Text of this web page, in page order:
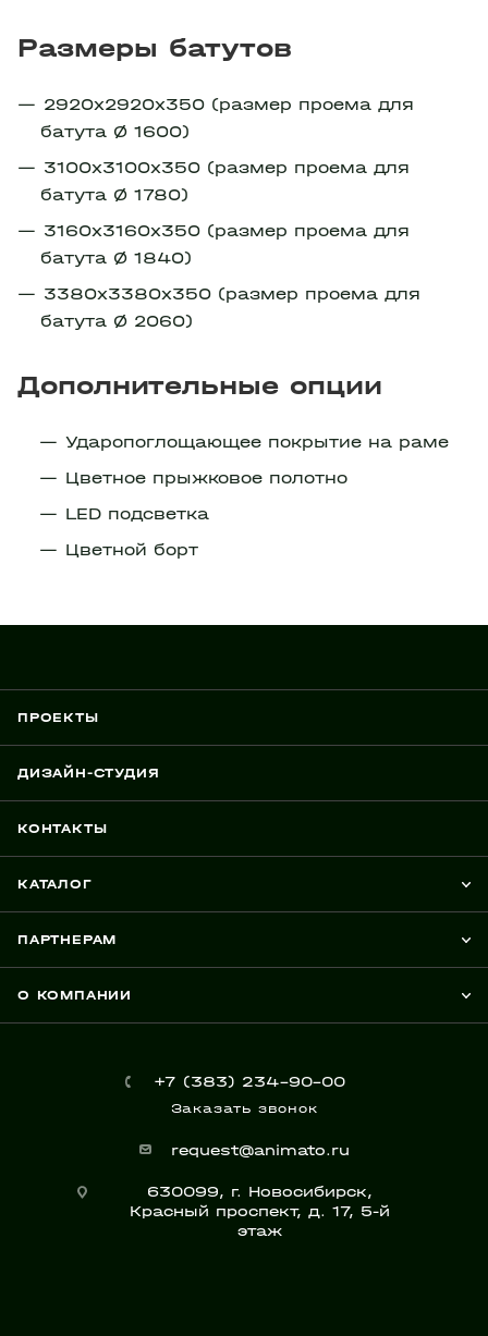
Размеры батутов
2920х2920х350 (размер проема для
батута Ø 1600)
3100х3100х350 (размер проема для
батута Ø 1780)
3160х3160х350 (размер проема для
батута Ø 1840)
3380х3380х350 (размер проема для
батута Ø 2060)
Дополнительные опции
Ударопоглощающее покрытие на раме
Цветное прыжковое полотно
LED подсветка
Цветной борт
ПРОЕКТЫ
ДИЗАЙН-СТУДИЯ
КОНТАКТЫ
КАТАЛОГ
ПАРТНЕРАМ
О КОМПАНИИ
+7 (383) 234-90-00
Заказать звонок
request@animato.ru
630099, г. Новосибирск,
Красный проспект, д. 17, 5-й
этаж